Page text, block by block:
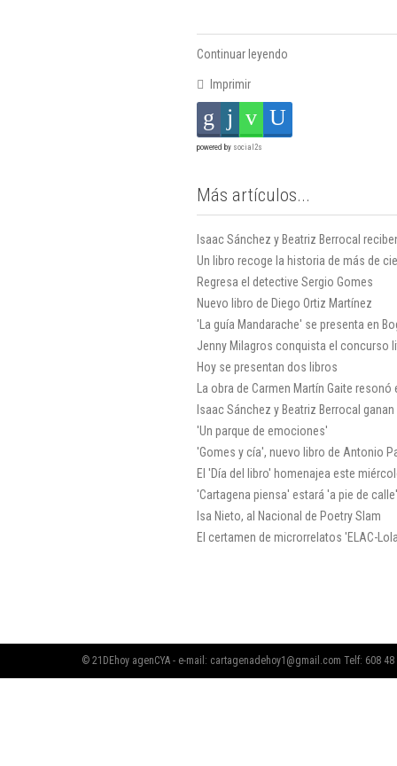
Continuar leyendo
Imprimir
powered by social2s
Más artículos...
Isaac Sánchez y Beatriz Berrocal
Un libro recoge la historia de más de
Regresa el detective Sergio Gomes
Nuevo libro de Diego Ortiz Martínez
'La guía Mandarache' se presenta en
Jenny Milagros conquista el concurso
Hoy se presentan dos libros
La obra de Carmen Martín Gaite
Isaac Sánchez y Beatriz Berrocal
'Un parque de emociones'
'Gomes y cía', nuevo libro de Antonio
El 'Día del libro' homenajea este
'Cartagena piensa' estará 'a pie de calle'
Isa Nieto, al Nacional de Poetry Slam
El certamen de microrrelatos 'ELAC-
© 21DEhoy agenCYA - e-mail: cartagenadehoy1@gmail.com Telf: 608 48